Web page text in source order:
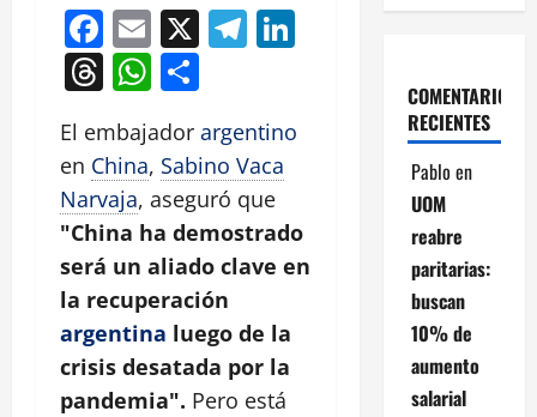
Facebook
Email
X Telegram
LinkedIn
Threads
WhatsApp
El embajador argentino
en China, Sabino Vaca
Narvaja, aseguró que
"China ha demostrado
será un aliado clave en
la recuperación
argentina luego de la
crisis desatada por la
pandemia". Pero está
COMENTARIOS
RECIENTES
Pablo en
UOM
reabre
paritarias:
buscan
10% de
aumento
salarial